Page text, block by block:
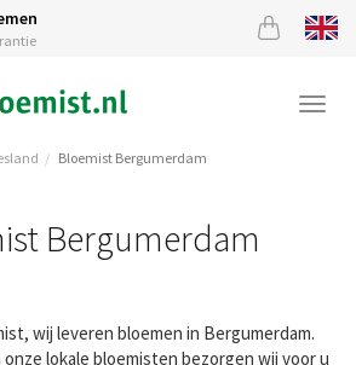
Bloemist Bergumerdam
Bergumerdam
wij leveren bloemen in Bergumerdam.
onze lokale bloemisten bezorgen wij voor u